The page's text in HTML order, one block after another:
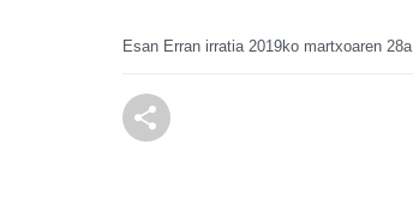
Esan Erran irratia 2019ko martxoaren 28a